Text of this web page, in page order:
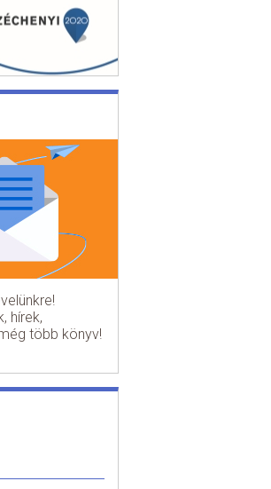
hírek,
több könyv!